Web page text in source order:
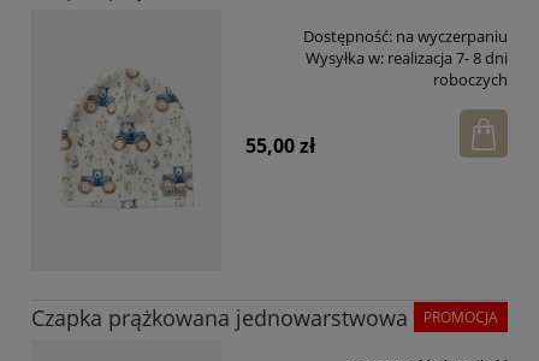
Dostępność: na wyczerpaniu
Wysyłka w: realizacja 7- 8 dni
roboczych
55,00 zł
Czapka prążkowana jednowarstwowa PROMOCJA